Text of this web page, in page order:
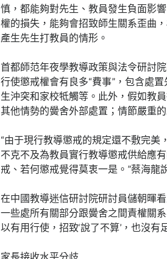
慎，都能夠對先生、教員發生負面影響
權的損失，能夠會招致師生關系歪曲
產生先生打教員的情形。
首都師范年夜學教導政策與法令研討
行使懲戒權會有良多“費事”，包含處
生沖突和家校牴觸等。此外，假如教
其他情勢的黌舍外部處置；情節嚴重
“由于現行教導懲戒的規定還不敷完美
不克不及為教員實行教導懲戒供給應
戒、若何懲戒覺得莫衷一是。”蔡海龍
在中國教導迷信研討院研討員儲朝暉
一些處所有關部分跟黌舍之間責權關
以有用行使，招致‘說了不算’，也沒有
家長接收水平分歧